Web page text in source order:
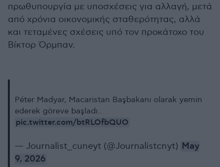
πρωθυπουργία με υποσχέσεις για αλλαγή, μετά
από χρόνια οικονομικής σταθερότητας, αλλά
και τεταμένες σχέσεις υπό τον προκάτοχο του
Βίκτορ Όρμπαν.
Péter Madyar, Macaristan Başbakanı olarak yemin
ederek göreve başladı..
pic.twitter.com/btRLOfbQUO
— Journalist_cuneyt (@Journalistcnyt) May
9, 2026